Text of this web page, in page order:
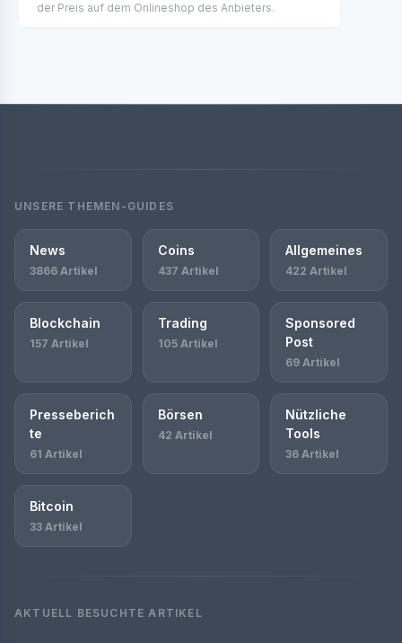
der Preis auf dem Onlineshop des Anbieters.
UNSERE THEMEN-GUIDES
News
3866 Artikel
Coins
437 Artikel
Allgemeines
422 Artikel
Blockchain
157 Artikel
Trading
105 Artikel
Sponsored
Post
69 Artikel
Presseberich
te
61 Artikel
Börsen
42 Artikel
Nützliche
Tools
36 Artikel
Bitcoin
33 Artikel
AKTUELL BESUCHTE ARTIKEL